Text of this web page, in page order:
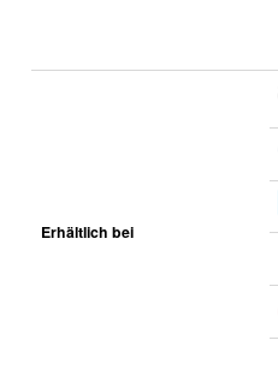
Erhältlich bei